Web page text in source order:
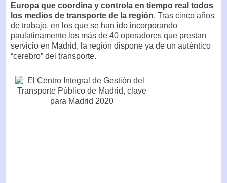
Europa que coordina y controla en tiempo real todos
los medios de transporte de la región. Tras cinco años
de trabajo, en los que se han ido incorporando
paulatinamente los más de 40 operadores que prestan
servicio en Madrid, la región dispone ya de un auténtico
“cerebro” del transporte.